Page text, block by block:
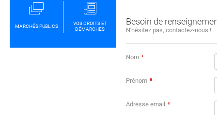
Besoin de
N'hésitez pas, contactez-nous !
Nom
Prénom
Adresse email
MARCHÉS PUBLICS
VOS DROITS ET
DÉMARCHES